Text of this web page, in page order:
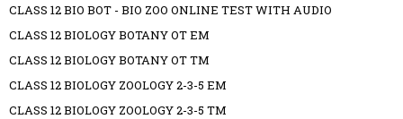
CLASS 12 BIO BOT - BIO ZOO ONLINE TEST WITH AUDIO
CLASS 12 BIOLOGY BOTANY OT EM
CLASS 12 BIOLOGY BOTANY OT TM
CLASS 12 BIOLOGY ZOOLOGY 2-3-5 EM
CLASS 12 BIOLOGY ZOOLOGY 2-3-5 TM